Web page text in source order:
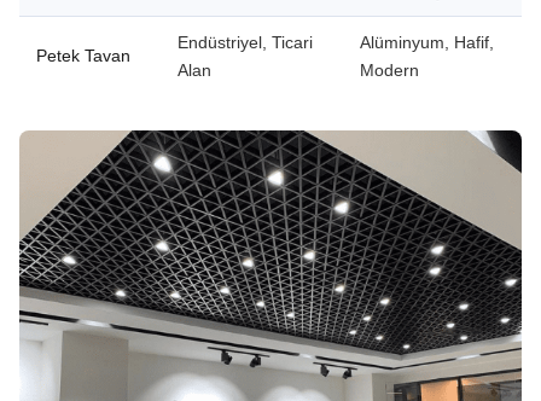
Petek Tavan
Endüstriyel, Ticari
Alan
Alüminyum, Hafif,
Modern